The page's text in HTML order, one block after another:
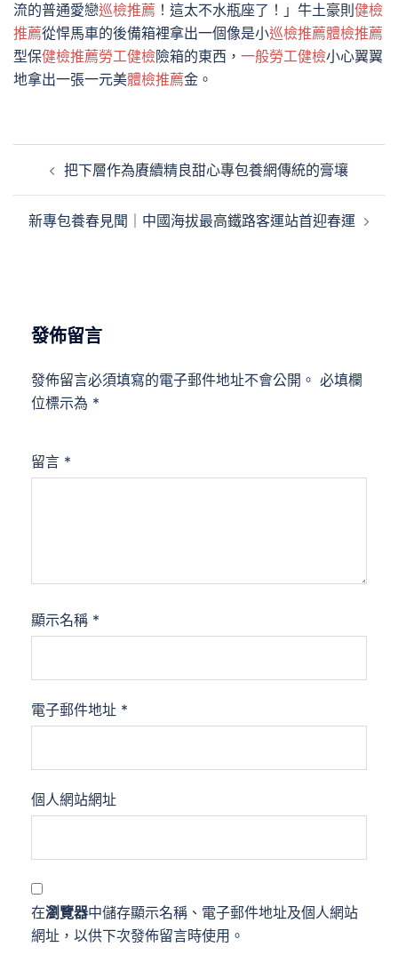
流的普通愛戀巡檢推薦 ！這太不水瓶座了！」牛土豪則 健檢
推薦從悍馬車的後備箱裡拿出一個像是小巡檢推薦體檢推薦
型保健檢推薦勞工健檢險箱的東西， 一般勞工健檢小心翼翼
地拿出一張一元美體檢推薦金。
覽
把下層作為賡續精良甜心專包養網傳統的膏壤
新專包養春見聞｜中國海拔最高鐵路客運站首迎春運
發佈留言
發佈留言必須填寫的電子郵件地址不會公開。 必填欄
位標示為 *
留言 *
顯示名稱 *
電子郵件地址 *
個人網站網址
在瀏覽器中儲存顯示名稱、電子郵件地址及個人網站
網址，以供下次發佈留言時使用。